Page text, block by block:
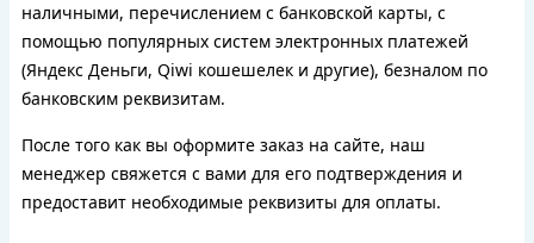
наличными, перечислением с банковской карты, с
помощью популярных систем электронных платежей
(Яндекс Деньги, Qiwi кошешелек и другие), безналом по
банковским реквизитам.
После того как вы оформите заказ на сайте, наш
менеджер свяжется с вами для его подтверждения и
предоставит необходимые реквизиты для оплаты.